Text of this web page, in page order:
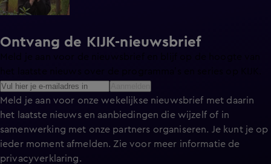
Ontvang de KIJK-nieuwsbrief
Meld je aan voor onze wekelijkse nieuwsbrief met daarin
het laatste nieuws en aanbiedingen die wijzelf of in
samenwerking met onze partners organiseren. Je kunt je op
ieder moment afmelden. Zie voor meer informatie de
privacyverklaring.